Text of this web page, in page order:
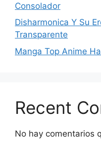
Consolador
Disharmonica Y Su
Transparente
Manga Top Anime
Recent
No hay comentarios